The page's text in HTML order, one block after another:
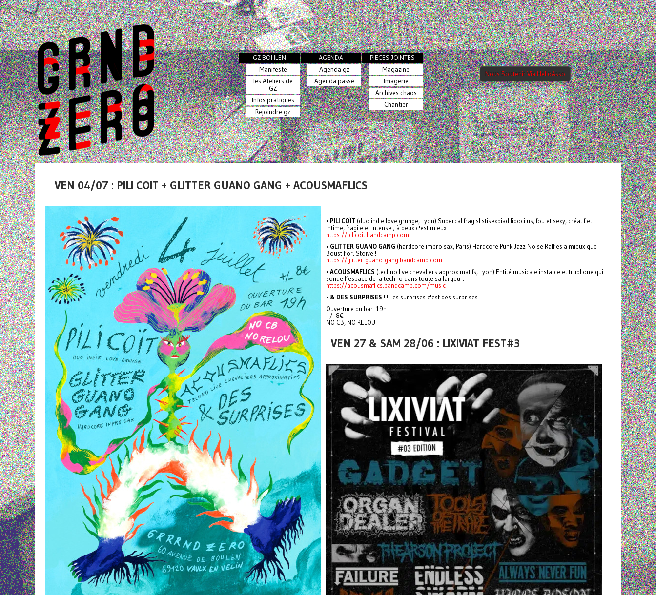
GZ BOHLEN
Manifeste
les Ateliers de
GZ
Infos pratiques
Rejoindre gz
AGENDA
Agenda gz
Agenda passé
PIECES JOINTES
Magazine
Imagerie
Archives chaos
Chantier
Nous Soutenir Via HelloAsso
VEN 04/07 : PILI COIT + GLITTER GUANO GANG + ACOUSMAFLICS
• PILI COÏT (duo indie love grunge, Lyon) Supercalifragislistisexpiadilidociius, fou et sexy, créatif et
intime, fragile et intense ; à deux c'est mieux....
https://pilicoit.bandcamp.com
• GLITTER GUANO GANG (hardcore impro sax, Paris) Hardcore Punk Jazz Noise Rafflesia mieux que
Boustiflor. Stoïve !
https://glitter-guano-gang.bandcamp.com
• ACOUSMAFLICS (techno live chevaliers approximatifs, Lyon) Entité musicale instable et trublione qui
sonde l’espace de la techno dans toute sa largeur.
https://acousmaflics.bandcamp.com/music
• & DES SURPRISES !!! Les surprises c'est des surprises...
Ouverture du bar: 19h
+/- 8€
NO CB, NO RELOU
VEN 27 & SAM 28/06 : LIXIVIAT FEST#3